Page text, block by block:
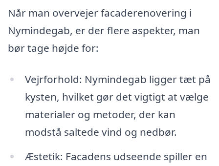
Når man overvejer facaderenovering i
Nymindegab, er der flere aspekter, man
bør tage højde for:
Vejrforhold: Nymindegab ligger tæt på
kysten, hvilket gør det vigtigt at vælge
materialer og metoder, der kan
modstå saltede vind og nedbør.
Æstetik: Facadens udseende spiller en